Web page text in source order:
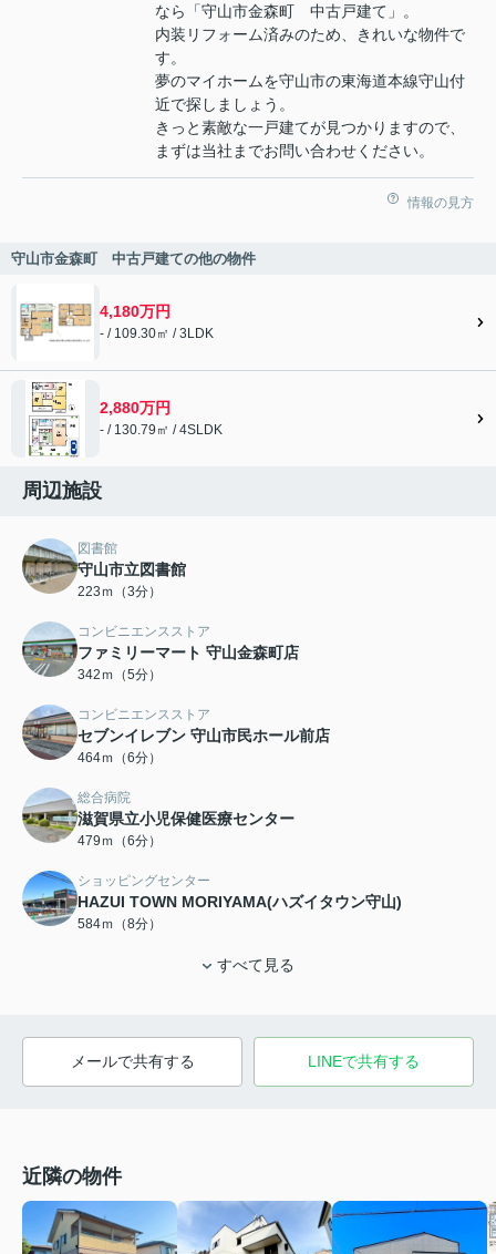
なら「守山市金森町 中古戸建て」。
内装リフォーム済みのため、きれいな物件で
す。
夢のマイホームを守山市の東海道本線守山付
近で探しましょう。
きっと素敵な一戸建てが見つかりますので、
まずは当社までお問い合わせください。
情報の見方
守山市金森町 中古戸建ての他の物件
4,180万円
- / 109.30㎡ / 3LDK
2,880万円
- / 130.79㎡ / 4SLDK
周辺施設
図書館
守山市立図書館
223ｍ（3分）
コンビニエンスストア
ファミリーマート 守山金森町店
342ｍ（5分）
コンビニエンスストア
セブンイレブン 守山市民ホール前店
464ｍ（6分）
総合病院
滋賀県立小児保健医療センター
479ｍ（6分）
ショッピングセンター
HAZUI TOWN MORIYAMA(ハズイタウン守山)
584ｍ（8分）
すべて見る
メールで共有する LINEで共有する
近隣の物件